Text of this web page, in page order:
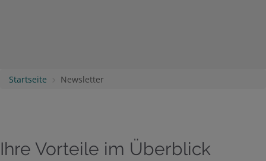
Startseite Newsletter
Ihre Vorteile im Überblick